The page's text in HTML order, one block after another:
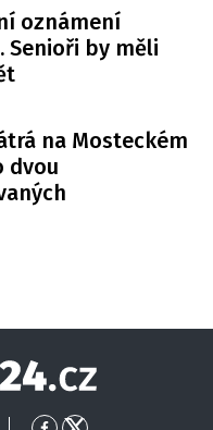
oznámení
Senioři by měli
na Mosteckém
dvou
Globe24